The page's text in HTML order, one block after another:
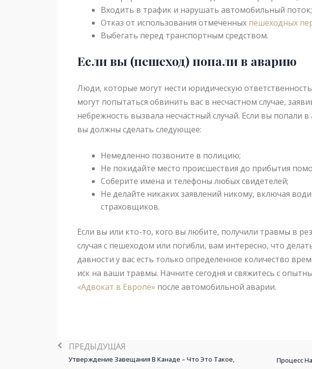
Входить в трафик и нарушать автомобильный поток;
Отказ от использования отмеченных пешеходных
Выбегать перед транспортным средством.
Если вы (пешеход) попали в аварию
Люди, которые могут нести юридическую
могут попытаться обвинить вас в несчастном случае,
небрежность вызвала несчастный случай. Если вы попали
вы должны сделать следующее:
Немедленно позвоните в полицию;
Не покидайте место происшествия до прибытия
Соберите имена и телефоны любых свидетелей;
Не делайте никаких заявлений никому, включая
страховщиков.
Если вы или кто-то, кого вы любите, получили травмы в
случая с пешеходом или погибли, вам интересно, что
давности у вас есть только определенное количество
иск на ваши травмы. Начните сегодня и свяжитесь с
«Адвокат в Европе» после автомобильной аварии.
ПРЕДЫДУЩАЯ
Утверждение Завещания В Канаде – Что Это Такое,
Процесс